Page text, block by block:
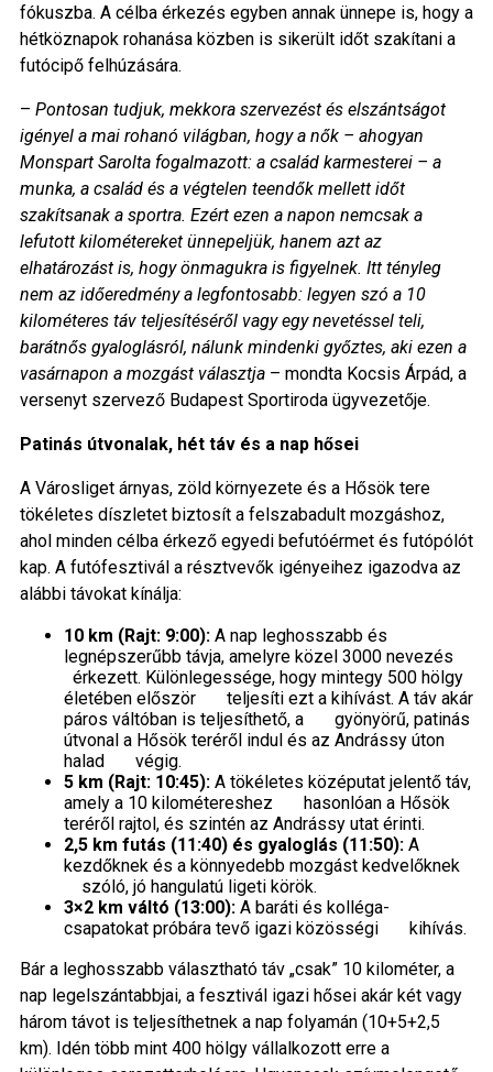
fókuszba. A célba érkezés egyben annak ünnepe is, hogy a
hétköznapok rohanása közben is sikerült időt szakítani a
futócipő felhúzására.
– Pontosan tudjuk, mekkora szervezést és elszántságot
igényel a mai rohanó világban, hogy a nők – ahogyan
Monspart Sarolta fogalmazott: a család karmesterei – a
munka, a család és a végtelen teendők mellett időt
szakítsanak a sportra. Ezért ezen a napon nemcsak a
lefutott kilométereket ünnepeljük, hanem azt az
elhatározást is, hogy önmagukra is figyelnek. Itt tényleg
nem az időeredmény a legfontosabb: legyen szó a 10
kilométeres táv teljesítéséről vagy egy nevetéssel teli,
barátnős gyaloglásról, nálunk mindenki győztes, aki ezen a
vasárnapon a mozgást választja– mondta Kocsis Árpád, a
versenyt szervező Budapest Sportiroda ügyvezetője.
Patinás útvonalak, hét táv és a nap hősei
A Városliget árnyas, zöld környezete és a Hősök tere
tökéletes díszletet biztosít a felszabadult mozgáshoz,
ahol minden célba érkező egyedi befutóérmet és futópólót
kap. A futófesztivál a résztvevők igényeihez igazodva az
alábbi távokat kínálja:
10 km (Rajt: 9:00):A nap leghosszabb és
legnépszerűbb távja, amelyre közel 3000 nevezés
érkezett. Különlegessége, hogy mintegy 500 hölgy
életében először teljesíti ezt a kihívást. A táv akár
páros váltóban is teljesíthető, a gyönyörű, patinás
útvonal a Hősök teréről indul és az Andrássy úton
halad végig.
5 km (Rajt: 10:45):A tökéletes középutat jelentő táv,
amely a 10 kilométereshez hasonlóan a Hősök
teréről rajtol, és szintén az Andrássy utat érinti.
2,5 km futás (11:40) és gyaloglás (11:50):A
kezdőknek és a könnyedebb mozgást kedvelőknek
szóló, jó hangulatú ligeti körök.
3×2 km váltó (13:00):A baráti és kolléga-
csapatokat próbára tevő igazi közösségi kihívás.
Bár a leghosszabb választható táv „csak” 10 kilométer, a
nap legelszántabbjai, a fesztivál igazi hősei akár két vagy
három távot is teljesíthetnek a nap folyamán (10+5+2,5
km). Idén több mint 400 hölgy vállalkozott erre a